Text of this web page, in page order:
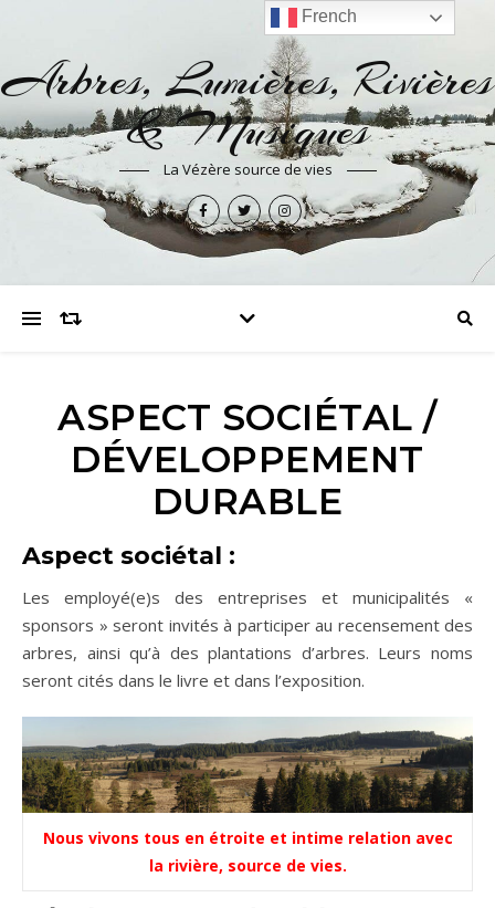
Arbres, Lumières, Rivières
& Musiques
La Vézère source de vies
ASPECT SOCIÉTAL /
DÉVELOPPEMENT
DURABLE
Aspect sociétal :
Les employé(e)s des entreprises et municipalités «
sponsors » seront invités à participer au recensement des
arbres, ainsi qu’à des plantations d’arbres. Leurs noms
seront cités dans le livre et dans l’exposition.
Nous vivons tous en étroite et intime relation avec
la rivière, source de vies.
French